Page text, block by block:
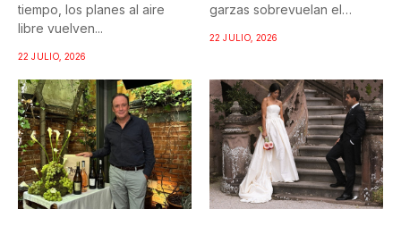
tiempo, los planes al aire
libre vuelven...
22 JULIO, 2026
garzas sobrevuelan el
22 JULIO, 2026